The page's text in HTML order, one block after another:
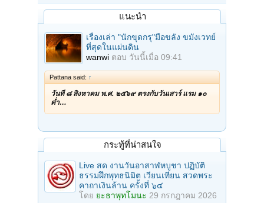
แนะนำ
เรื่องเล่า "นักขุดกรุ"มือขลัง ขมังเวทย์
ที่สุดในแผ่นดิน
wanwi ตอบ วันนี้เมื่อ 09:41
Pattana said: ↑
วันที่ ๘ สิงหาคม พ.ศ. ๒๕๖๙ ตรงกับวันเสาร์ แรม ๑๐
ค่ำ…
กระทู้ที่น่าสนใจ
Live สด งานวันอาสาฬหบูชา ปฏิบัติ
ธรรมฝึกพุทธนิมิต เวียนเทียน สวดพระ
คาถาเงินล้าน ครั้งที่ ๖๔
โดย ยะธาพุทโมนะ 29 กรกฎาคม 2026